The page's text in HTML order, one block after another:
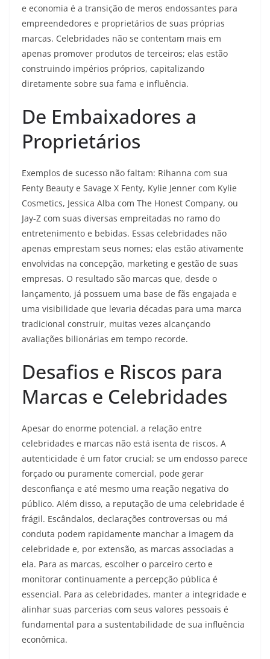
e economia é a transição de meros endossantes para
empreendedores e proprietários de suas próprias
marcas. Celebridades não se contentam mais em
apenas promover produtos de terceiros; elas estão
construindo impérios próprios, capitalizando
diretamente sobre sua fama e influência.
De Embaixadores a
Proprietários
Exemplos de sucesso não faltam: Rihanna com sua
Fenty Beauty e Savage X Fenty, Kylie Jenner com Kylie
Cosmetics, Jessica Alba com The Honest Company, ou
Jay-Z com suas diversas empreitadas no ramo do
entretenimento e bebidas. Essas celebridades não
apenas emprestam seus nomes; elas estão ativamente
envolvidas na concepção, marketing e gestão de suas
empresas. O resultado são marcas que, desde o
lançamento, já possuem uma base de fãs engajada e
uma visibilidade que levaria décadas para uma marca
tradicional construir, muitas vezes alcançando
avaliações bilionárias em tempo recorde.
Desafios e Riscos para
Marcas e Celebridades
Apesar do enorme potencial, a relação entre
celebridades e marcas não está isenta de riscos. A
autenticidade é um fator crucial; se um endosso parece
forçado ou puramente comercial, pode gerar
desconfiança e até mesmo uma reação negativa do
público. Além disso, a reputação de uma celebridade é
frágil. Escândalos, declarações controversas ou má
conduta podem rapidamente manchar a imagem da
celebridade e, por extensão, as marcas associadas a
ela. Para as marcas, escolher o parceiro certo e
monitorar continuamente a percepção pública é
essencial. Para as celebridades, manter a integridade e
alinhar suas parcerias com seus valores pessoais é
fundamental para a sustentabilidade de sua influência
econômica.